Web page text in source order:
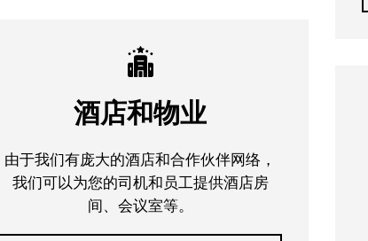
酒店和物业
由于我们有庞大的酒店和合作伙伴网络，
我们可以为您的司机和员工提供酒店房
间、会议室等。